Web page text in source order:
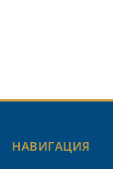
НАВИГАЦИЯ